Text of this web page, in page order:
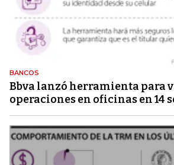
BANCOS
Bbva lanzó herramienta para
operaciones en oficinas en 14